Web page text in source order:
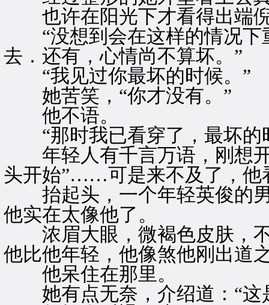
也许在阳光下才看得出端
“没想到会在这样的情况下
去．还有，心情尚不算坏。”
“我见过你最坏的时候。”
她苦笑，“你才没有。”
他不语。
“那时我已看穿了，最坏的
年轻人有千言万语，刚想开
头开始”……可是来不及了，他
抬起头，一个年轻英俊的男
他实在太像他了。
浓眉大眼，微褐色皮肤，不
他比他年轻，他像煞他刚出道
他呆住在那里。
她有点无奈，介绍道：“这